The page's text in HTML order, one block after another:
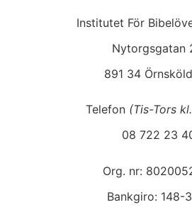
Institutet För
Nytorgsgatan
891 34
Telefon (Tis-Tors
08 722 23
Org. nr:
Bankgiro: 148-